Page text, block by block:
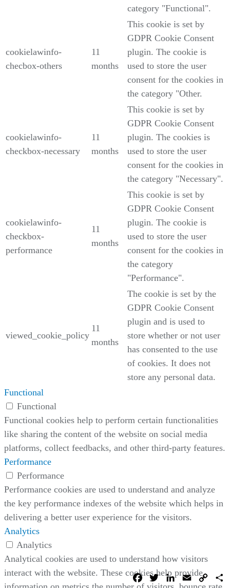
Facebook
TwitterLinkedIn
Email Copy
Link
category "Functional".
cookielawinfo-
checbox-others
11
months
This cookie is set by
GDPR Cookie Consent
plugin. The cookie is
used to store the user
consent for the cookies in
the category "Other.
cookielawinfo-
checkbox-necessary
11
months
This cookie is set by
GDPR Cookie Consent
plugin. The cookies is
used to store the user
consent for the cookies in
the category "Necessary".
cookielawinfo-
checkbox-
performance
11
months
This cookie is set by
GDPR Cookie Consent
plugin. The cookie is
used to store the user
consent for the cookies in
the category
"Performance".
viewed_cookie_policy
11
months
The cookie is set by the
GDPR Cookie Consent
plugin and is used to
store whether or not user
has consented to the use
of cookies. It does not
store any personal data.
Functional
Functional
Functional cookies help to perform certain functionalities
like sharing the content of the website on social media
platforms, collect feedbacks, and other third-party features.
Performance
Performance
Performance cookies are used to understand and analyze
the key performance indexes of the website which helps in
delivering a better user experience for the visitors.
Analytics
Analytics
Analytical cookies are used to understand how visitors
interact with the website. These cookies help provide